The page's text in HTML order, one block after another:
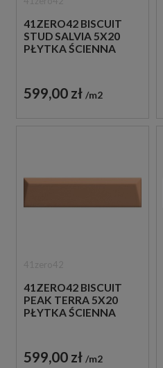
41ZERO42 BISCUIT
STUD SALVIA 5X20
PŁYTKA ŚCIENNA
599,00 zł m2
41ZERO42 BISCUIT
PEAK TERRA 5X20
PŁYTKA ŚCIENNA
599,00 zł m2